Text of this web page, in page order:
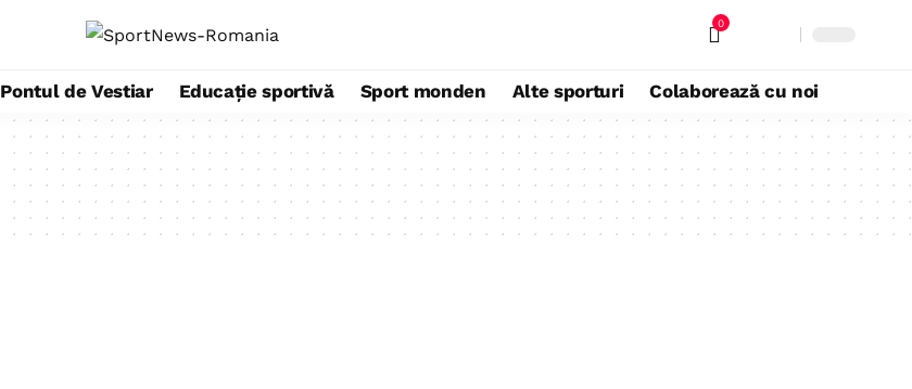
0
Pontul de Vestiar Educație sportivă Sport monden Alte sporturi Colaborează cu noi